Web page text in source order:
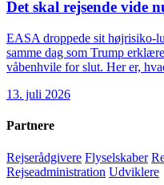
Det skal rejsende vide
EASA droppede sit højrisiko-
samme dag som Trump
våbenhvile for slut. Her er,
13. juli 2026
Partnere
Rejserådgivere Flyselskaber
Rejseadministration Udviklere